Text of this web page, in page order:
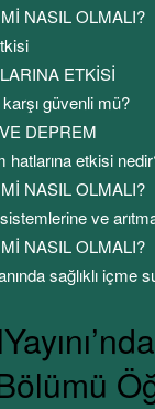
NASIL OLMALI?
ETKİSİ
güvenli mü?
DEPREM
hatlarına etkisi
NASIL OLMALI?
ve
NASIL OLMALI?
sağlıklı içme